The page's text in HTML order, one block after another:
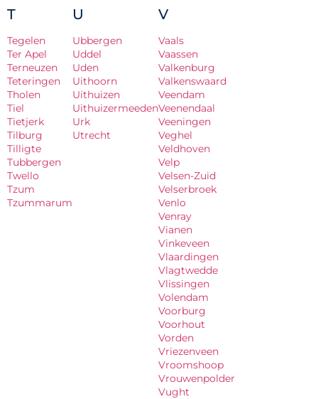
T
Tegelen
Ter Apel
Terneuzen
Teteringen
Tholen
Tiel
Tietjerk
Tilburg
Tilligte
Tubbergen
Twello
Tzum
Tzummarum
U
Ubbergen
Uddel
Uden
Uithoorn
Uithuizen
Uithuizermeeden
Urk
Utrecht
V
Vaals
Vaassen
Valkenburg
Valkenswaard
Veendam
Veenendaal
Veeningen
Veghel
Veldhoven
Velp
Velsen-Zuid
Velserbroek
Venlo
Venray
Vianen
Vinkeveen
Vlaardingen
Vlagtwedde
Vlissingen
Volendam
Voorburg
Voorhout
Vorden
Vriezenveen
Vroomshoop
Vrouwenpolder
Vught